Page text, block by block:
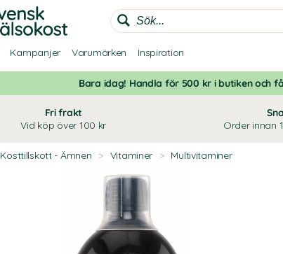
Kampanjer Varumärken Inspiration
Bara idag! Handla för 500 kr i butiken och
Fri frakt
Vid köp över 100 kr
Order innan
Kosttillskott - Ämnen > Vitaminer > Multivitaminer